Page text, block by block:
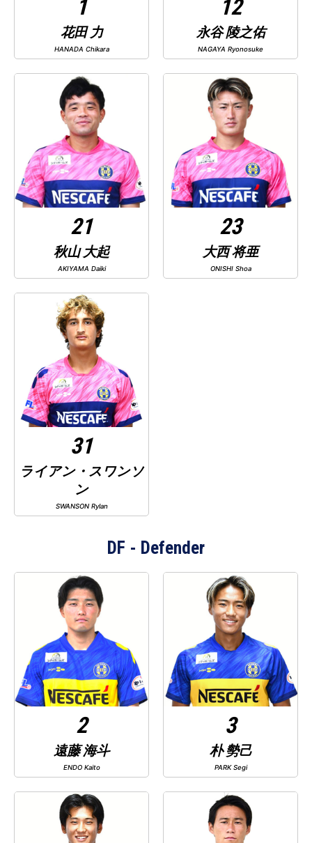
1
花田 力
HANADA Chikara
12
永谷 陵之佑
NAGAYA Ryonosuke
21
秋山 大起
AKIYAMA Daiki
23
大西 将亜
ONISHI Shoa
31
ライアン・スワンソ
ン
SWANSON Rylan
DF
2
遠藤 海斗
ENDO Kaito
3
朴 勢己
PARK Segi